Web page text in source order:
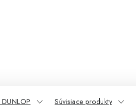
Súvisiace produkty